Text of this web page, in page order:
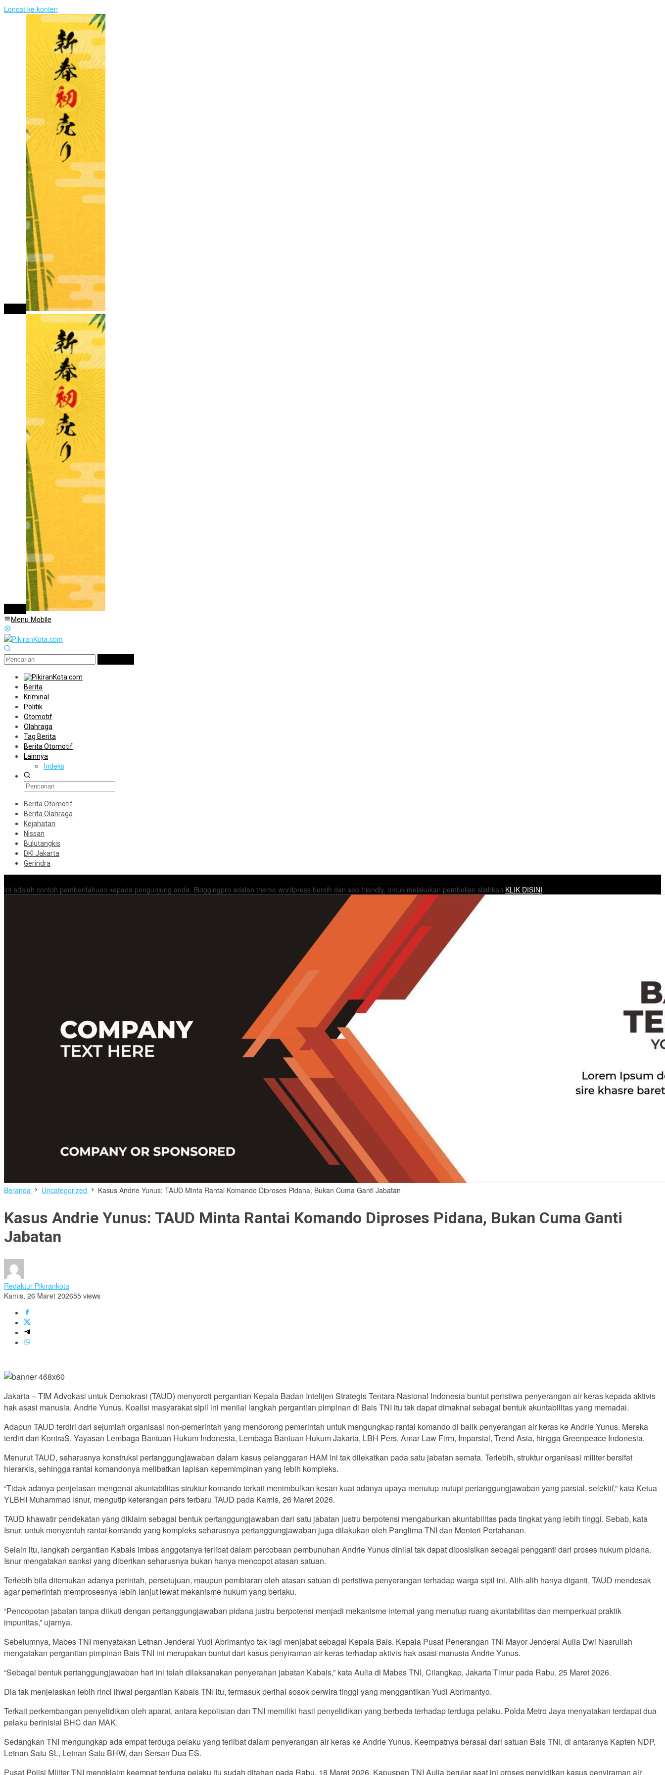
Loncat ke konten
Menu Mobile
Berita
Kriminal
Politik
Otomotif
Olahraga
Tag Berita
Berita Otomotif
Lainnya
Indeks
Berita Otomotif
Berita Olahraga
Kejahatan
Nissan
Bulutangkis
DKI Jakarta
Gerindra
Ini adalah contoh pemberitahuan kepada pengunjung anda. Bloggingpro adalah theme wordpress bersih dan seo friendly, untuk melakukan pembelian silahkan KLIK DISINI.
Beranda Uncategorized Kasus Andrie Yunus: TAUD Minta Rantai Komando Diproses Pidana, Bukan Cuma Ganti Jabatan
Kasus Andrie Yunus: TAUD Minta Rantai Komando Diproses Pidana, Bukan Cuma Ganti
Jabatan
Redaktur Pikirankota
Kamis, 26 Maret 202655 views
Jakarta – TIM Advokasi untuk Demokrasi (TAUD) menyoroti pergantian Kepala Badan Intelijen Strategis Tentara Nasional Indonesia buntut peristiwa penyerangan air keras kepada aktivis
hak asasi manusia, Andrie Yunus. Koalisi masyarakat sipil ini menilai langkah pergantian pimpinan di Bais TNI itu tak dapat dimaknai sebagai bentuk akuntabilitas yang memadai.
Adapun TAUD terdiri dari sejumlah organisasi non-pemerintah yang mendorong pemerintah untuk mengungkap rantai komando di balik penyerangan air keras ke Andrie Yunus. Mereka
terdiri dari KontraS, Yayasan Lembaga Bantuan Hukum Indonesia, Lembaga Bantuan Hukum Jakarta, LBH Pers, Amar Law Firm, Imparsial, Trend Asia, hingga Greenpeace Indonesia.
Menurut TAUD, seharusnya konstruksi pertanggungjawaban dalam kasus pelanggaran HAM ini tak dilekatkan pada satu jabatan semata. Terlebih, struktur organisasi militer bersifat
hierarkis, sehingga rantai komandonya melibatkan lapisan kepemimpinan yang lebih kompleks.
“Tidak adanya penjelasan mengenai akuntabilitas struktur komando terkait menimbulkan kesan kuat adanya upaya menutup-nutupi pertanggungjawaban yang parsial, selektif,” kata Ketua
YLBHI Muhammad Isnur, mengutip keterangan pers terbaru TAUD pada Kamis, 26 Maret 2026.
TAUD khawatir pendekatan yang diklaim sebagai bentuk pertanggungjawaban dari satu jabatan justru berpotensi mengaburkan akuntabilitas pada tingkat yang lebih tinggi. Sebab, kata
Isnur, untuk menyentuh rantai komando yang kompleks seharusnya pertanggungjawaban juga dilakukan oleh Panglima TNI dan Menteri Pertahanan.
Selain itu, langkah pergantian Kabais imbas anggotanya terlibat dalam percobaan pembunuhan Andrie Yunus dinilai tak dapat diposisikan sebagai pengganti dari proses hukum pidana.
Isnur mengatakan sanksi yang diberikan seharusnya bukan hanya mencopot atasan satuan.
Terlebih bila ditemukan adanya perintah, persetujuan, maupun pembiaran oleh atasan satuan di peristiwa penyerangan terhadap warga sipil ini. Alih-alih hanya diganti, TAUD mendesak
agar pemerintah memprosesnya lebih lanjut lewat mekanisme hukum yang berlaku.
“Pencopotan jabatan tanpa diikuti dengan pertanggungjawaban pidana justru berpotensi menjadi mekanisme internal yang menutup ruang akuntabilitas dan memperkuat praktik
impunitas,” ujarnya.
Sebelumnya, Mabes TNI menyatakan Letnan Jenderal Yudi Abrimantyo tak lagi menjabat sebagai Kepala Bais. Kepala Pusat Penerangan TNI Mayor Jenderal Aulia Dwi Nasrullah
mengatakan pergantian pimpinan Bais TNI ini merupakan buntut dari kasus penyiraman air keras terhadap aktivis hak asasi manusia Andrie Yunus.
“Sebagai bentuk pertanggungjawaban hari ini telah dilaksanakan penyerahan jabatan Kabais,” kata Aulia di Mabes TNI, Cilangkap, Jakarta Timur pada Rabu, 25 Maret 2026.
Dia tak menjelaskan lebih rinci ihwal pergantian Kabais TNI itu, termasuk perihal sosok perwira tinggi yang menggantikan Yudi Abrimantyo.
Terkait perkembangan penyelidikan oleh aparat, antara kepolisian dan TNI memiliki hasil penyelidikan yang berbeda terhadap terduga pelaku. Polda Metro Jaya menyatakan terdapat dua
pelaku berinisial BHC dan MAK.
Sedangkan TNI mengungkap ada empat terduga pelaku yang terlibat dalam penyerangan air keras ke Andrie Yunus. Keempatnya berasal dari satuan Bais TNI, di antaranya Kapten NDP,
Letnan Satu SL, Letnan Satu BHW, dan Sersan Dua ES.
Pusat Polisi Militer TNI mengklaim keempat terduga pelaku itu sudah ditahan pada Rabu, 18 Maret 2026. Kapuspen TNI Aulia berujar saat ini proses penyidikan kasus penyiraman air